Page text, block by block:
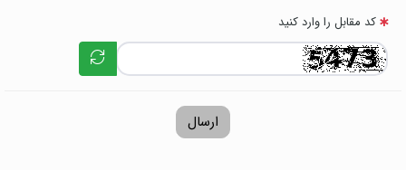
کد مقابل را وارد کنید
ارسال